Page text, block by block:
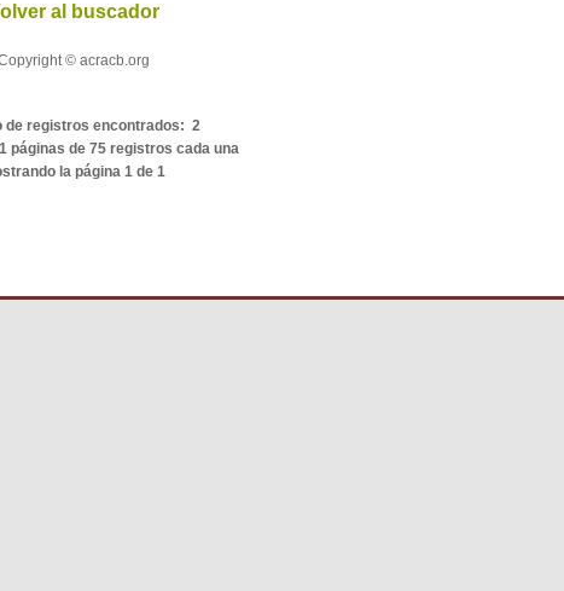
al buscador
© acracb.org
de registros encontrados: 2
páginas de 75 registros cada una
la página 1 de 1